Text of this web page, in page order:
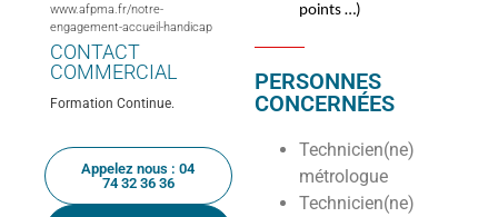
www.afpma.fr/notre-
engagement-accueil-handicap
CONTACT
COMMERCIAL
Formation Continue.
Appelez nous : 04
74 32 36 36
points …)
PERSONNES
CONCERNÉES
Technicien(ne)
métrologue
Technicien(ne)